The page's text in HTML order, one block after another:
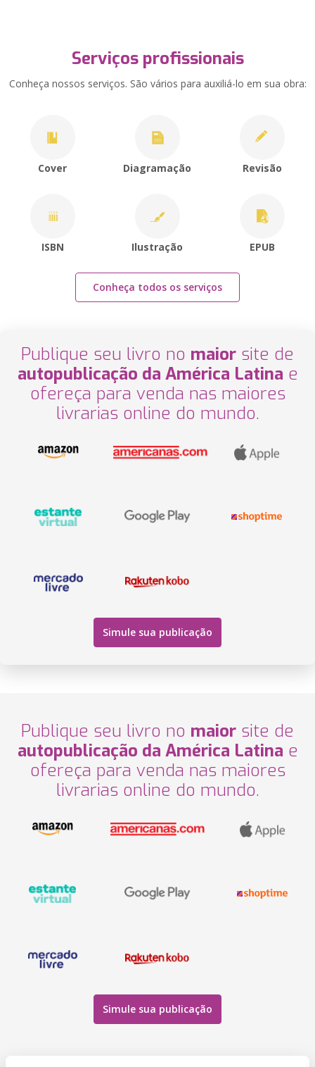
Serviços profissionais
Conheça nossos serviços. São vários para auxiliá-lo em sua obra:
Cover Diagramação Revisão
ISBN Ilustração EPUB
Conheça todos os serviços
Publique seu livro no maior site de
autopublicação da América Latina e
ofereça para venda nas maiores
livrarias online do mundo.
Simule sua publicação
Publique seu livro no maior site de
autopublicação da América Latina e
ofereça para venda nas maiores
livrarias online do mundo.
Simule sua publicação